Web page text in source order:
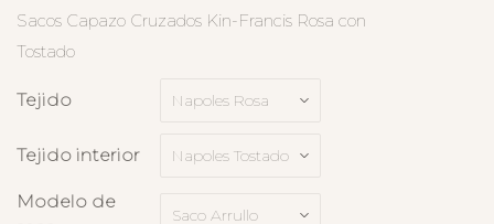
Sacos Capazo Cruzados Kin-Francis Rosa con
Tostado
Tejido
Tejido interior
Modelo de